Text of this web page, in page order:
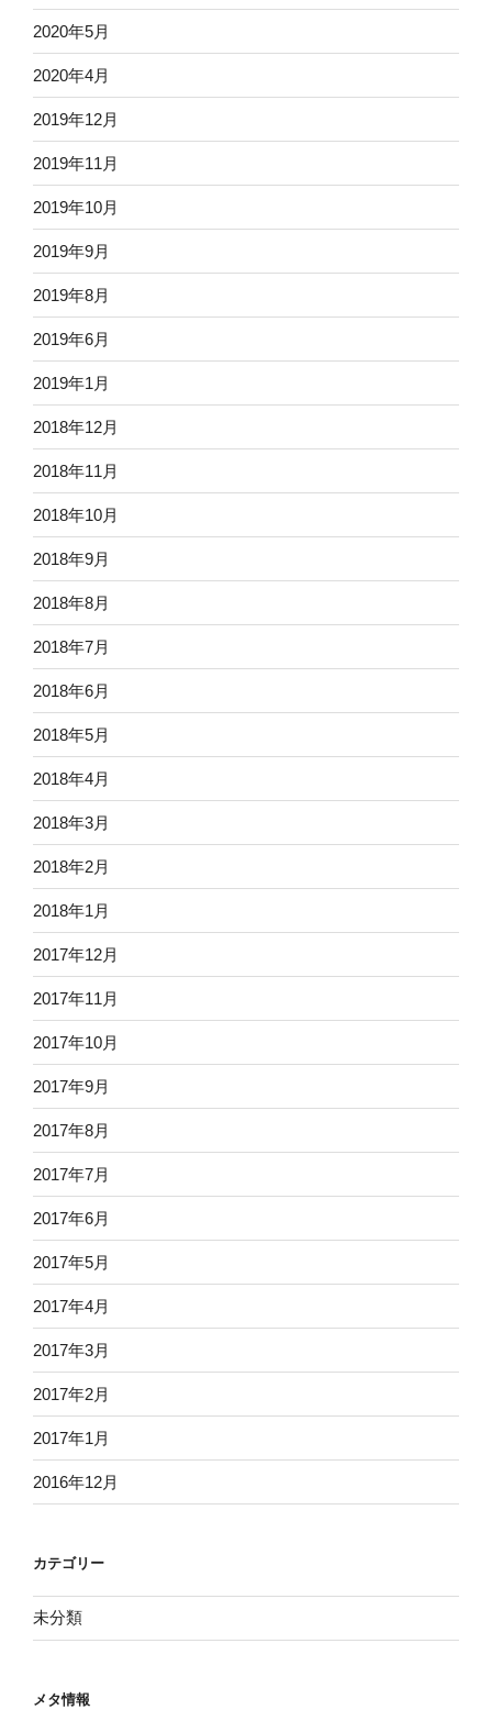
2020年5月
2020年4月
2019年12月
2019年11月
2019年10月
2019年9月
2019年8月
2019年6月
2019年1月
2018年12月
2018年11月
2018年10月
2018年9月
2018年8月
2018年7月
2018年6月
2018年5月
2018年4月
2018年3月
2018年2月
2018年1月
2017年12月
2017年11月
2017年10月
2017年9月
2017年8月
2017年7月
2017年6月
2017年5月
2017年4月
2017年3月
2017年2月
2017年1月
2016年12月
カテゴリー
未分類
メタ情報